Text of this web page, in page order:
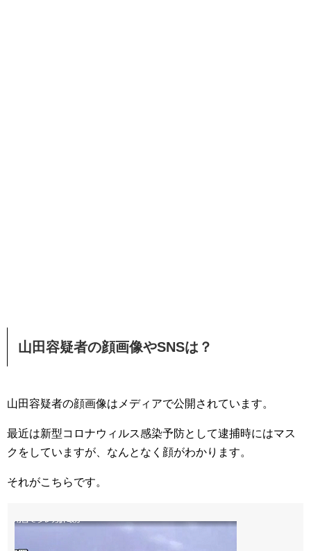
山田容疑者の顔画像やSNSは？
山田容疑者の顔画像はメディアで公開されています。
最近は新型コロナウィルス感染予防として逮捕時にはマス
クをしていますが、なんとなく顔がわかります。
それがこちらです。